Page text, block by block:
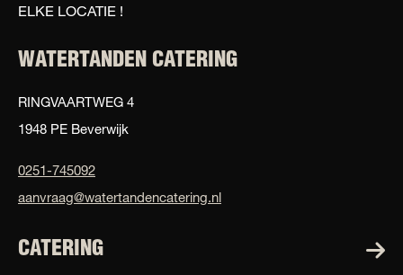
ELKE LOCATIE !
WATERTANDEN CATERING
RINGVAARTWEG 4
1948 PE Beverwijk
0251-745092
aanvraag@watertandencatering.nl
CATERING